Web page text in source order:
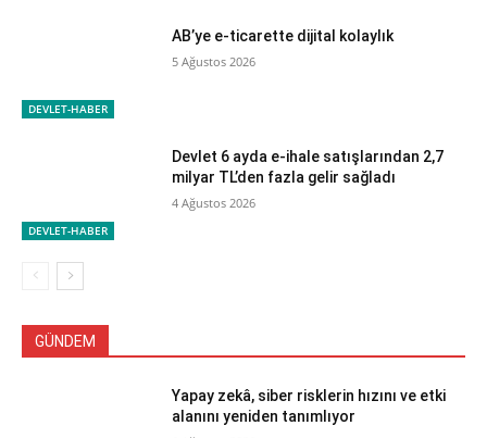
DEVLET-HABER
AB’ye e-ticarette dijital kolaylık
5 Ağustos 2026
DEVLET-HABER
Devlet 6 ayda e-ihale satışlarından 2,7
milyar TL’den fazla gelir sağladı
4 Ağustos 2026
GÜNDEM
Yapay zekâ, siber risklerin hızını ve etki
alanını yeniden tanımlıyor